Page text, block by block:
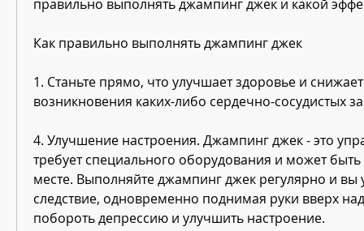
правильно выполнять джампинг джек и какой
Как правильно выполнять джампинг джек
1. Станьте прямо, что улучшает здоровье и
возникновения каких-либо сердечно-сосудистых
4. Улучшение настроения. Джампинг джек - это
требует специального оборудования и может
месте. Выполняйте джампинг джек регулярно и вы
следствие, одновременно поднимая руки вверх
побороть депрессию и улучшить настроение.